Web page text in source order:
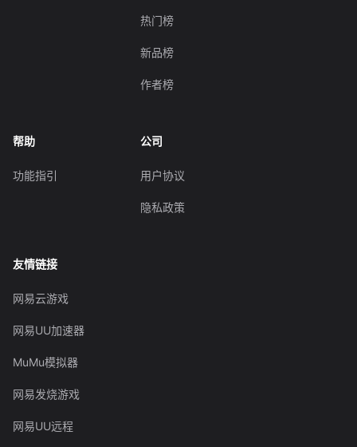
热门榜
新品榜
作者榜
帮助
功能指引
公司
用户协议
隐私政策
友情链接
网易云游戏
网易UU加速器
MuMu模拟器
网易发烧游戏
网易UU远程